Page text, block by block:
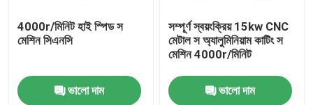
4000r/মিনিট হাই স্পিড স
মেশিন সিএনসি
ভালো দাম
সম্পূর্ণ স্বয়ংক্রিয় 15kw CNC
মেটাল স অ্যালুমিনিয়াম কাটিং স
মেশিন 4000r/মিনিট
ভালো দাম